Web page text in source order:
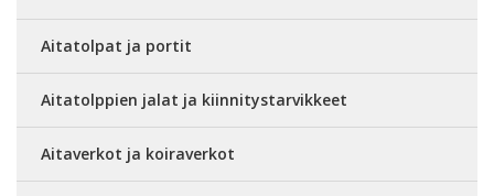
Aitatolpat ja portit
Aitatolppien jalat ja kiinnitystarvikkeet
Aitaverkot ja koiraverkot